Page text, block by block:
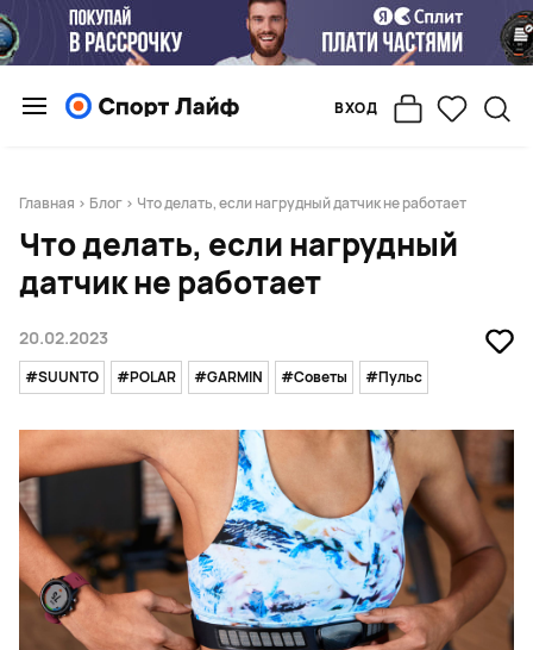
ВХОД
Главная > Блог > Что делать, если нагрудный датчик не работает
Что делать, если нагрудный
датчик не работает
20.02.2023
#SUUNTO #POLAR #GARMIN #Советы #Пульс